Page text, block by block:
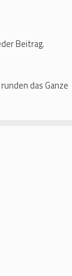
Beitrag.
das Ganze